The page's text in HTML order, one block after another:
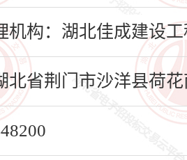
机构：湖北佳成建设
北省荆门市沙洋县荷